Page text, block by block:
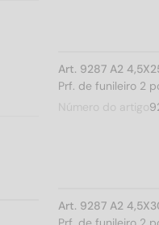
Art. 9287 A2
Prf. de funileiro 2
Número do artigo
Art. 9287 A2